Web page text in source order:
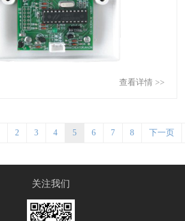
查看详情 >>
2 3 4 5 6 7 8 下一页
关注我们